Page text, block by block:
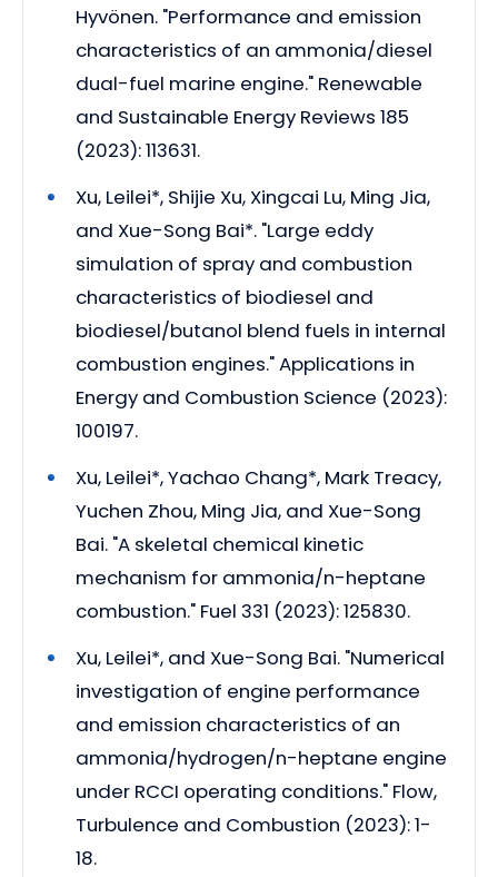
Hyvönen. "Performance and emission
characteristics of an ammonia/diesel
dual-fuel marine engine." Renewable
and Sustainable Energy Reviews 185
(2023): 113631.
Xu, Leilei*, Shijie Xu, Xingcai Lu, Ming Jia,
and Xue-Song Bai*. "Large eddy
simulation of spray and combustion
characteristics of biodiesel and
biodiesel/butanol blend fuels in internal
combustion engines." Applications in
Energy and Combustion Science (2023):
100197.
Xu, Leilei*, Yachao Chang*, Mark Treacy,
Yuchen Zhou, Ming Jia, and Xue-Song
Bai. "A skeletal chemical kinetic
mechanism for ammonia/n-heptane
combustion." Fuel 331 (2023): 125830.
Xu, Leilei*, and Xue-Song Bai. "Numerical
investigation of engine performance
and emission characteristics of an
ammonia/hydrogen/n-heptane engine
under RCCI operating conditions." Flow,
Turbulence and Combustion (2023): 1-
18.